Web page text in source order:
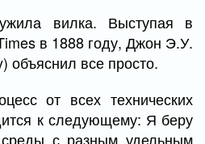
вилка. Выступая в
в 1888 году, Джон Э.У.
объяснил все просто.
от всех технических
к следующему: Я беру
с разным удельным